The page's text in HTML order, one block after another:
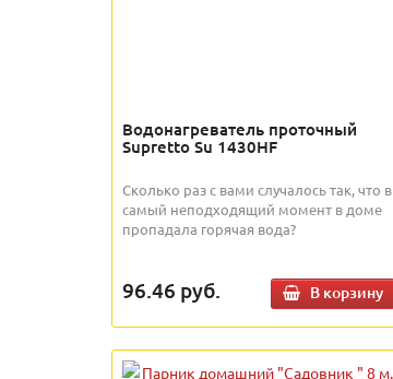
Водонагреватель проточный
Supretto Su 1430HF
Сколько раз с вами случалось так, что в
самый неподходящий момент в доме
пропадала горячая вода?
96.46 руб. В корзину